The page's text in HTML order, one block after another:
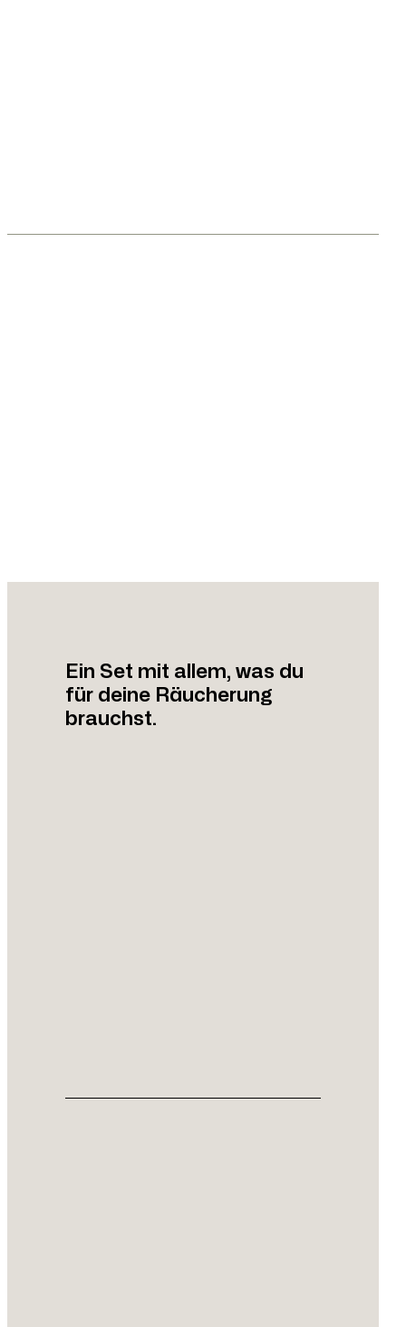
Ein Set mit allem, was du
für deine Räucherung
brauchst.